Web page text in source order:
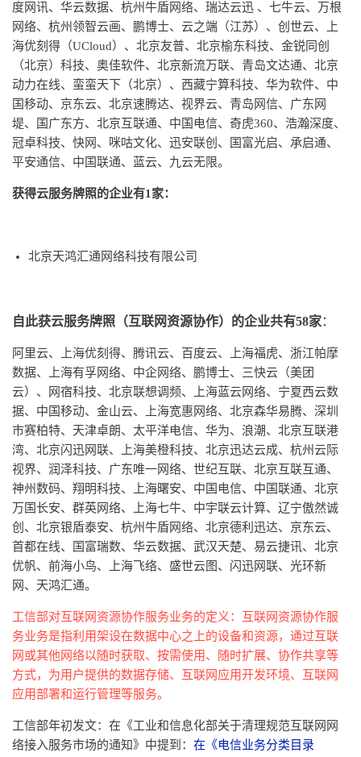
度网讯、华云数据、杭州牛盾网络、瑞达云迅 、七牛云、万根
网络、杭州领智云画、鹏博士、云之端（江苏）、创世云、上
海优刻得（UCloud）、北京友普、北京榆东科技、金锐同创
（北京）科技、奥佳软件、北京新流万联、青岛文达通、北京
动力在线、蛮蛮天下（北京）、西藏宁算科技、华为软件、中
国移动、京东云、北京速腾达、视界云、青岛网信、广东网
堤、国广东方、北京互联通、中国电信、奇虎360、浩瀚深度、
冠卓科技、快网、咪咕文化、迅安联创、国富光启、承启通、
平安通信、中国联通、蓝云、九云无限。
获得云服务牌照的企业有1家：
北京天鸿汇通网络科技有限公司
自此获云服务牌照（互联网资源协作）的企业共有58家：
阿里云、上海优刻得、腾讯云、百度云、上海福虎、浙江帕摩
数据、上海有孚网络、中企网络、鹏博士、三快云（美团
云）、网宿科技、北京联想调频、上海蓝云网络、宁夏西云数
据、中国移动、金山云、上海宽惠网络、北京森华易腾、深圳
市赛柏特、天津卓朗、太平洋电信、华为、浪潮、北京互联港
湾、北京闪迅网联、上海美橙科技、北京迅达云成、杭州云际
视界、润泽科技、广东唯一网络、世纪互联、北京互联互通、
神州数码、翔明科技、上海曙安、中国电信、中国联通、北京
万国长安、群英网络、上海七牛、中宇联云计算、辽宁傲然诚
创、北京银盾泰安、杭州牛盾网络、北京德利迅达、京东云、
首都在线、国富瑞数、华云数据、武汉天楚、易云捷讯、北京
优帆、前海小鸟、上海飞络、盛世云图、闪迅网联、光环新
网、 天鸿汇通。
工信部对互联网资源协作服务业务的定义：互联网资源协作服
务业务是指利用架设在数据中心之上的设备和资源，通过互联
网或其他网络以随时获取、按需使用、随时扩展、协作共享等
方式，为用户提供的数据存储、互联网应用开发环境、互联网
应用部署和运行管理等服务。
工信部年初发文：在《工业和信息化部关于清理规范互联网网
络接入服务市场的通知》中提到： 在《电信业务分类目录